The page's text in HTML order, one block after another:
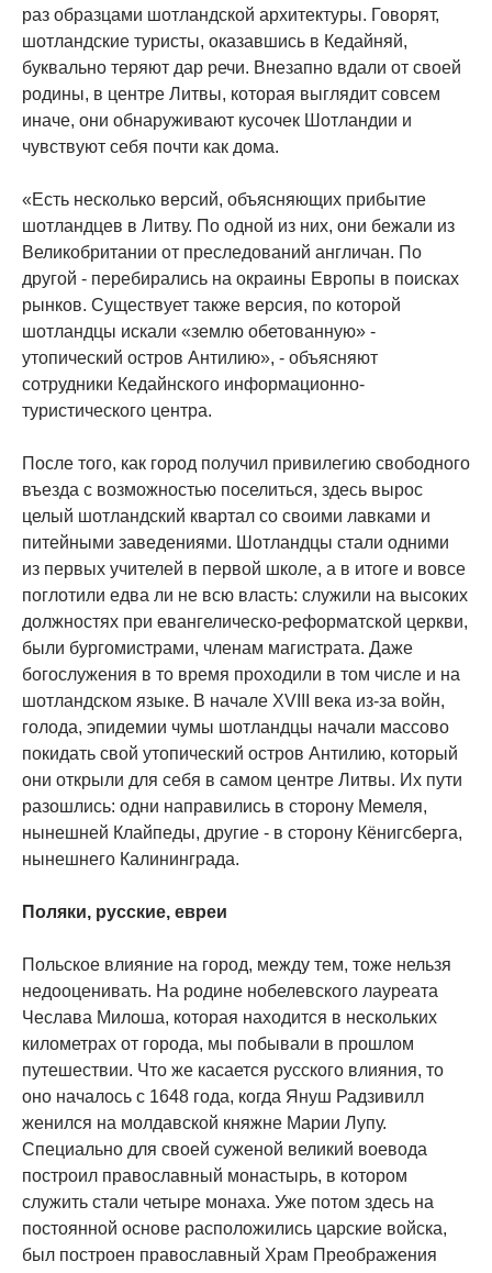
раз образцами шотландской архитектуры. Говорят,
шотландские туристы, оказавшись в Кедайняй,
буквально теряют дар речи. Внезапно вдали от своей
родины, в центре Литвы, которая выглядит совсем
иначе, они обнаруживают кусочек Шотландии и
чувствуют себя почти как дома.
«Есть несколько версий, объясняющих прибытие
шотландцев в Литву. По одной из них, они бежали из
Великобритании от преследований англичан. По
другой - перебирались на окраины Европы в поисках
рынков. Существует также версия, по которой
шотландцы искали «землю обетованную» -
утопический остров Антилию», - объясняют
сотрудники Кедайнского информационно-
туристического центра.
После того, как город получил привилегию свободного
въезда с возможностью поселиться, здесь вырос
целый шотландский квартал со своими лавками и
питейными заведениями. Шотландцы стали одними
из первых учителей в первой школе, а в итоге и вовсе
поглотили едва ли не всю власть: служили на высоких
должностях при евангелическо-реформатской церкви,
были бургомистрами, членам магистрата. Даже
богослужения в то время проходили в том числе и на
шотландском языке. В начале XVIII века из-за войн,
голода, эпидемии чумы шотландцы начали массово
покидать свой утопический остров Антилию, который
они открыли для себя в самом центре Литвы. Их пути
разошлись: одни направились в сторону Мемеля,
нынешней Клайпеды, другие - в сторону Кёнигсберга,
нынешнего Калининграда.
Поляки, русские, евреи
Польское влияние на город, между тем, тоже нельзя
недооценивать. На родине нобелевского лауреата
Чеслава Милоша, которая находится в нескольких
километрах от города, мы побывали в прошлом
путешествии. Что же касается русского влияния, то
оно началось с 1648 года, когда Януш Радзивилл
женился на молдавской княжне Марии Лупу.
Специально для своей суженой великий воевода
построил православный монастырь, в котором
служить стали четыре монаха. Уже потом здесь на
постоянной основе расположились царские войска,
был построен православный Храм Преображения